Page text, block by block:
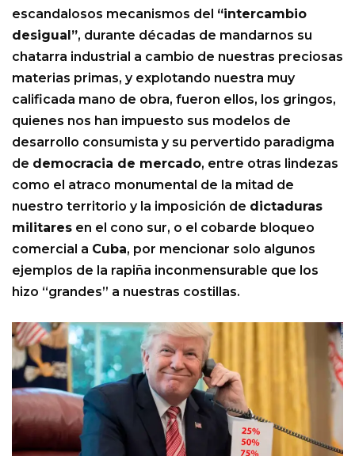
escandalosos mecanismos del “intercambio
desigual”, durante décadas de mandarnos su
chatarra industrial a cambio de nuestras preciosas
materias primas, y explotando nuestra muy
calificada mano de obra, fueron ellos, los gringos,
quienes nos han impuesto sus modelos de
desarrollo consumista y su pervertido paradigma
de democracia de mercado, entre otras lindezas
como el atraco monumental de la mitad de
nuestro territorio y la imposición de dictaduras
militares en el cono sur, o el cobarde bloqueo
comercial a Cuba, por mencionar solo algunos
ejemplos de la rapiña inconmensurable que los
hizo “grandes” a nuestras costillas.